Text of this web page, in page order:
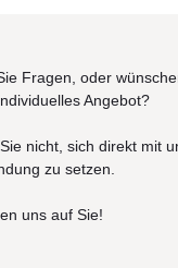
dienen und
Fragen, oder
Angebot?
nicht, sich direkt mit
zu setzen.
uns auf Sie!